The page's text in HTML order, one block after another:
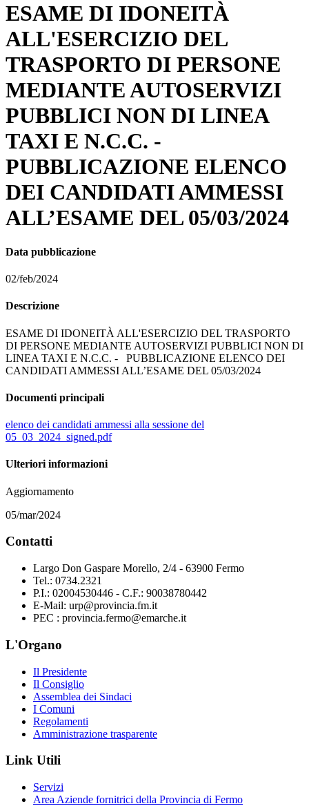
ESAME DI IDONEITÀ
ALL'ESERCIZIO DEL
TRASPORTO DI PERSONE
MEDIANTE AUTOSERVIZI
PUBBLICI NON DI LINEA
TAXI E N.C.C. -
PUBBLICAZIONE ELENCO
DEI CANDIDATI AMMESSI
ALL’ESAME DEL 05/03/2024
Data pubblicazione
02/feb/2024
Descrizione
ESAME DI IDONEITÀ ALL'ESERCIZIO DEL TRASPORTO
DI PERSONE MEDIANTE AUTOSERVIZI PUBBLICI NON DI
LINEA TAXI E N.C.C. - PUBBLICAZIONE ELENCO DEI
CANDIDATI AMMESSI ALL’ESAME DEL 05/03/2024
Documenti principali
elenco dei candidati ammessi alla sessione del
05_03_2024_signed.pdf
Ulteriori informazioni
Aggiornamento
05/mar/2024
Contatti
Largo Don Gaspare Morello, 2/4 - 63900 Fermo
Tel.: 0734.2321
P.I.: 02004530446 - C.F.: 90038780442
E-Mail: urp@provincia.fm.it
PEC : provincia.fermo@emarche.it
L'Organo
Il Presidente
Il Consiglio
Assemblea dei Sindaci
I Comuni
Regolamenti
Amministrazione trasparente
Link Utili
Servizi
Area Aziende fornitrici della Provincia di Fermo